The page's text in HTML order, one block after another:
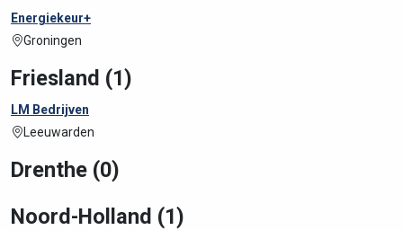
Energiekeur+
Groningen
Friesland (1)
LM Bedrijven
Leeuwarden
Drenthe (0)
Noord-Holland (1)